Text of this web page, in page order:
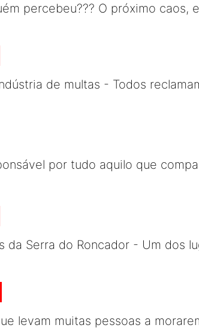
percebeu??? O próximo
de multas - Todos
por tudo aquilo que
da Serra do Roncador - Um dos
levam muitas pessoas a